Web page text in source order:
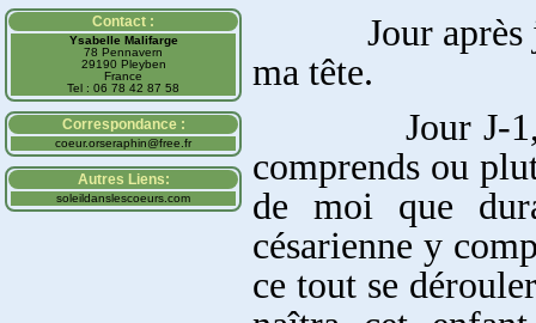
Contact :
Ysabelle Malifarge
78 Pennavern
29190 Pleyben
France
Tel : 06 78 42 87 58
Correspondance :
coeur.orseraphin@free.fr
Autres Liens:
soleildanslescoeurs.com
Jour après
ma tête.
Jour J-1, je
comprends ou
de moi que
césarienne y
ce tout se